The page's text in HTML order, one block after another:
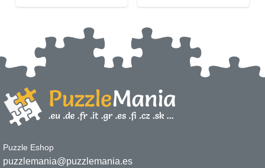
Puzzle Eshop
puzzlemania@puzzlemania.es